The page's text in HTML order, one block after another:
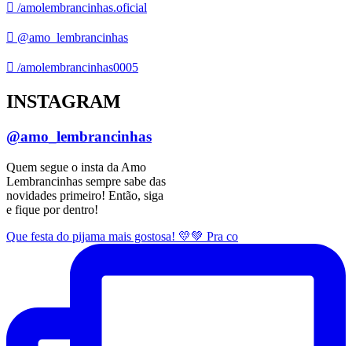
/amolembrancinhas.oficial
@amo_lembrancinhas
/amolembrancinhas0005
INSTAGRAM
@amo_lembrancinhas
Quem segue o insta da Amo
Lembrancinhas sempre sabe das
novidades primeiro! Então, siga
e fique por dentro!
Que festa do pijama mais gostosa! 💛💚 Pra co